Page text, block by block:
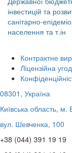
інвестицій та
санітарно-
населення та т.ін
Контрактне
Ліцензійна
08301, Україна
Київська область, м.
вул. Шевченка, 100
+38 (044) 391 19 19